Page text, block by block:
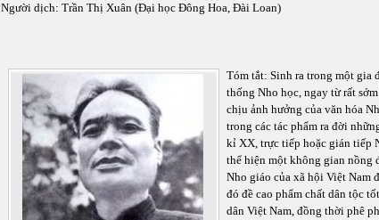
Người dịch: Trần Thị Xuân (Đại học Đông Hoa, Đài Loan)
Tóm tắt: Sinh ra trong một gia
thống Nho học, ngay từ rất
chịu ảnh hưởng của văn hóa
trong các tác phẩm ra đời
kỉ XX, trực tiếp hoặc gián tiếp
thể hiện một không gian nồng
Nho giáo của xã hội Việt Nam
đó đề cao phẩm chất dân tộc
dân Việt Nam, đồng thời phê